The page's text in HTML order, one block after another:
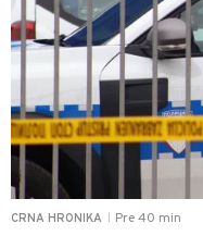
CRNA HRONIKA Pre 40 min